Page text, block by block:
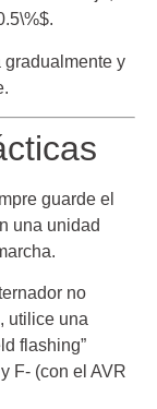
.
y
guarde el
una unidad
no
utilice una
flashing”
F- (con el AVR